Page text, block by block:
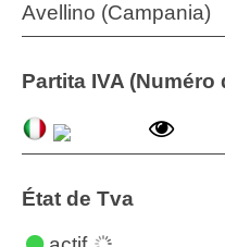
Avellino (Campania)
Partita IVA (Numéro
État de Tva